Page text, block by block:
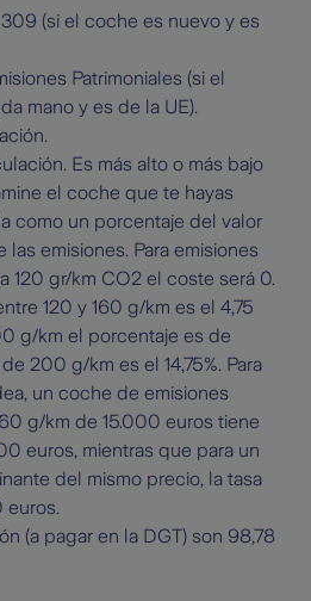
(si el coche es nuevo y es
Patrimoniales (si el
mano y es de la UE).
Es más alto o más bajo
el coche que te hayas
como un porcentaje del valor
emisiones. Para emisiones
120 gr/km CO2 el coste será 0.
120 y 160 g/km es el 4,75
g/km el porcentaje es de
200 g/km es el 14,75%. Para
un coche de emisiones
g/km de 15.000 euros tiene
euros, mientras que para un
del mismo precio, la tasa
euros.
(a pagar en la DGT) son 98,78